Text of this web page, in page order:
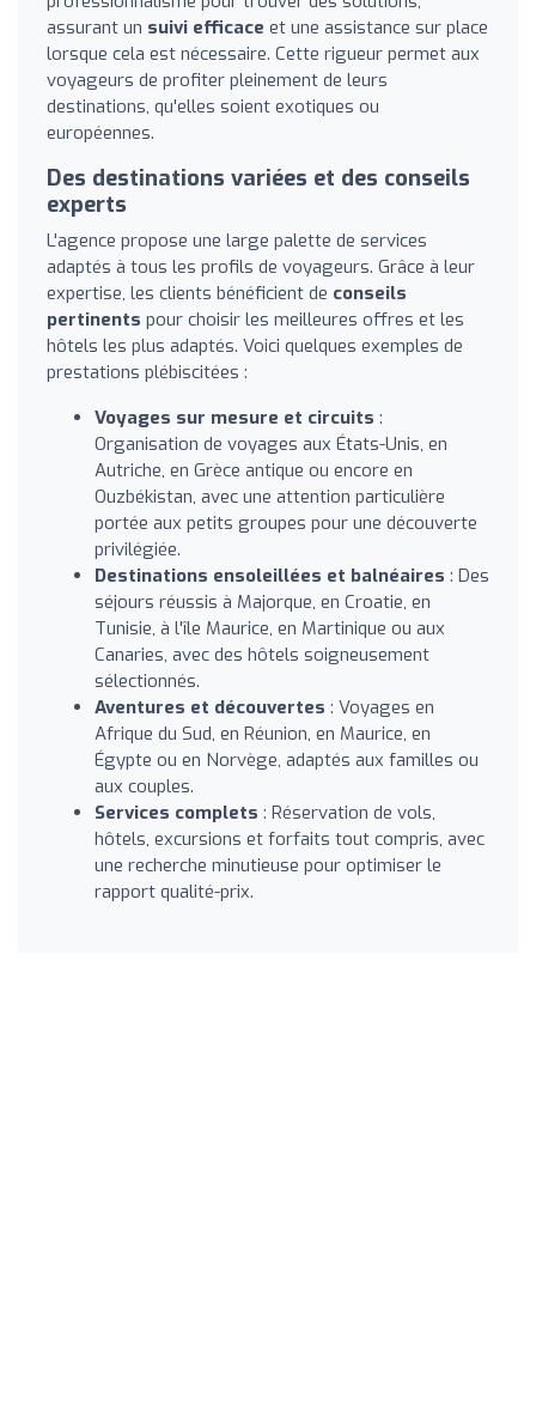
assurant un suivi efficace et une assistance sur place
lorsque cela est nécessaire. Cette rigueur permet aux
voyageurs de profiter pleinement de leurs
destinations, qu'elles soient exotiques ou
européennes.
Des destinations variées et des conseils
experts
L'agence propose une large palette de services
adaptés à tous les profils de voyageurs. Grâce à leur
expertise, les clients bénéficient de conseils
pertinents pour choisir les meilleures offres et les
hôtels les plus adaptés. Voici quelques exemples de
prestations plébiscitées :
Voyages sur mesure et circuits :
Organisation de voyages aux États-Unis, en
Autriche, en Grèce antique ou encore en
Ouzbékistan, avec une attention particulière
portée aux petits groupes pour une découverte
privilégiée.
Destinations ensoleillées et balnéaires : Des
séjours réussis à Majorque, en Croatie, en
Tunisie, à l'île Maurice, en Martinique ou aux
Canaries, avec des hôtels soigneusement
sélectionnés.
Aventures et découvertes : Voyages en
Afrique du Sud, en Réunion, en Maurice, en
Égypte ou en Norvège, adaptés aux familles ou
aux couples.
Services complets : Réservation de vols,
hôtels, excursions et forfaits tout compris, avec
une recherche minutieuse pour optimiser le
rapport qualité-prix.